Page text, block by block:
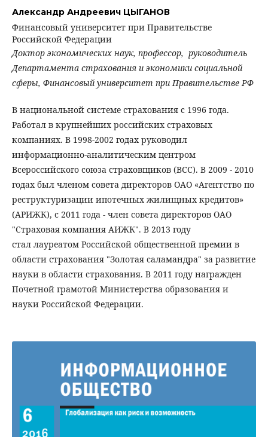
Александр Андреевич ЦЫГАНОВ
Финансовый университет при Правительстве
Российской Федерации
Доктор экономических наук, профессор, руководитель
Департамента страхования и экономики социальной
сферы, Финансовый университет при Правительстве РФ
В национальной системе страхования с 1996 года.
Работал в крупнейших российских страховых
компаниях. В 1998-2002 годах руководил
информационно-аналитическим центром
Всероссийского союза страховщиков (ВСС). В 2009 - 2010
годах был членом совета директоров ОАО «Агентство по
реструктуризации ипотечных жилищных кредитов»
(АРИЖК), с 2011 года - член совета директоров ОАО
"Страховая компания АИЖК". В 2013 году
стал лауреатом Российской общественной премии в
области страхования "Золотая саламандра" за развитие
науки в области страхования. В 2011 году награжден
Почетной грамотой Министерства образования и
науки Российской Федерации.